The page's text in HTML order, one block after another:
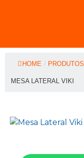
HOME / PRODUTOS
MESA LATERAL VIKI